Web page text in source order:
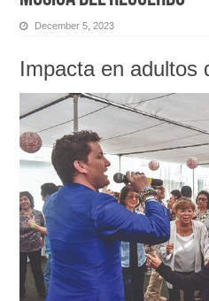
December 5, 2023
Impacta en adultos